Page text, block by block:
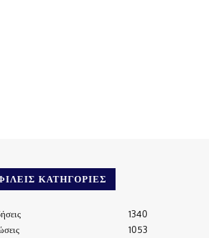
ΚΑΤΗΓΟΡΊΕΣ
1340
1053